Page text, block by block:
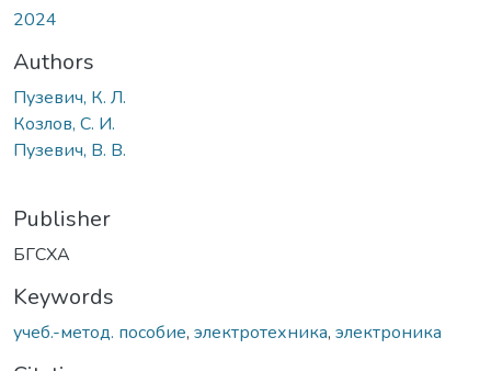
2024
Authors
Пузевич, К. Л.
Козлов, С. И.
Пузевич, В. В.
Publisher
БГСХА
Keywords
учеб.-метод. пособие, электротехника, электроника